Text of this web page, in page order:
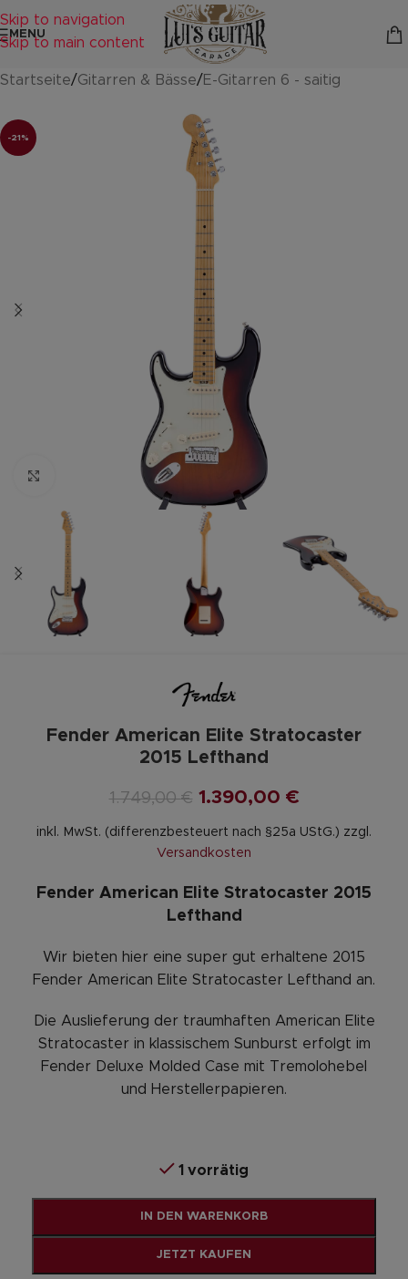
Skip to navigation
Skip to main content
MENU
Startseite/Gitarren & Bässe/E-Gitarren 6 - saitig
-21%
Zum vergrößern anklicken
Fender American Elite Stratocaster
2015 Lefthand
1.749,00€ 1.390,00 €
inkl. MwSt. (differenzbesteuert nach §25a UStG.) zzgl.
Versandkosten
Fender American Elite Stratocaster 2015
Lefthand
Wir bieten hier eine super gut erhaltene 2015
Fender American Elite Stratocaster Lefthand an.
Die Auslieferung der traumhaften American Elite
Stratocaster in klassischem Sunburst erfolgt im
Fender Deluxe Molded Case mit Tremolohebel
und Herstellerpapieren.
1 vorrätig
IN DEN WARENKORB
JETZT KAUFEN
Alternative: